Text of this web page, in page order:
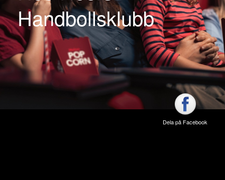
Handbollsklubb
Dela på Facebook